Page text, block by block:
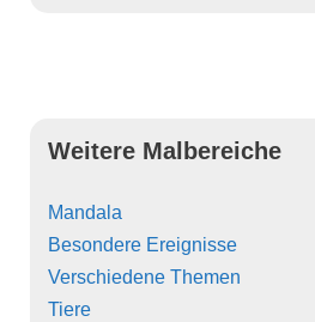
Weitere Malbereiche
Mandala
Besondere Ereignisse
Verschiedene Themen
Tiere